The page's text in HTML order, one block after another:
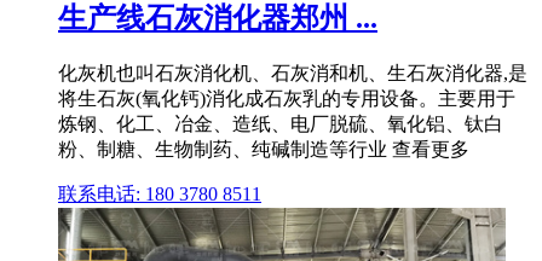
生产线石灰消化器郑州 ...
化灰机也叫石灰消化机、石灰消和机、生石灰消化器,是
将生石灰(氧化钙)消化成石灰乳的专用设备。主要用于
炼钢、化工、冶金、造纸、电厂脱硫、氧化铝、钛白
粉、制糖、生物制药、纯碱制造等行业 查看更多
联系电话: 180 3780 8511